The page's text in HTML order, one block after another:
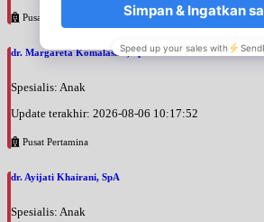
Pusat Pertamina
dr. Margareta Komalasari, SpA
Spesialis: Anak
Update terakhir: 2026-08-06 10:17:52
Pusat Pertamina
dr. Ayijati Khairani, SpA
Spesialis: Anak